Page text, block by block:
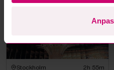
Stockholm 2h 55m